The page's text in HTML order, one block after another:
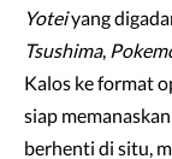
Yoteiyang
Tsushima,
Kalos ke format
siap
berhenti di situ,